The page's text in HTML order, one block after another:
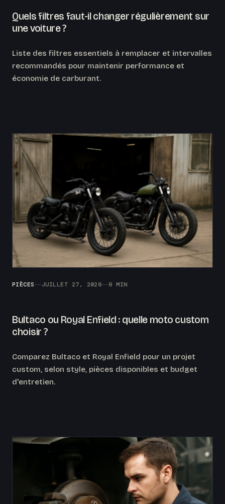
Quels filtres faut-il changer régulièrement sur
une voiture ?
Liste des filtres essentiels à remplacer et intervalles
recommandés pour maintenir performance et
économie de carburant.
PIÈCES JUILLET 27, 2026 9 MIN
Bultaco ou Royal Enfield : quelle moto custom
choisir ?
Comparez Bultaco et Royal Enfield pour un projet
custom, selon style, pièces disponibles et budget
d'entretien.